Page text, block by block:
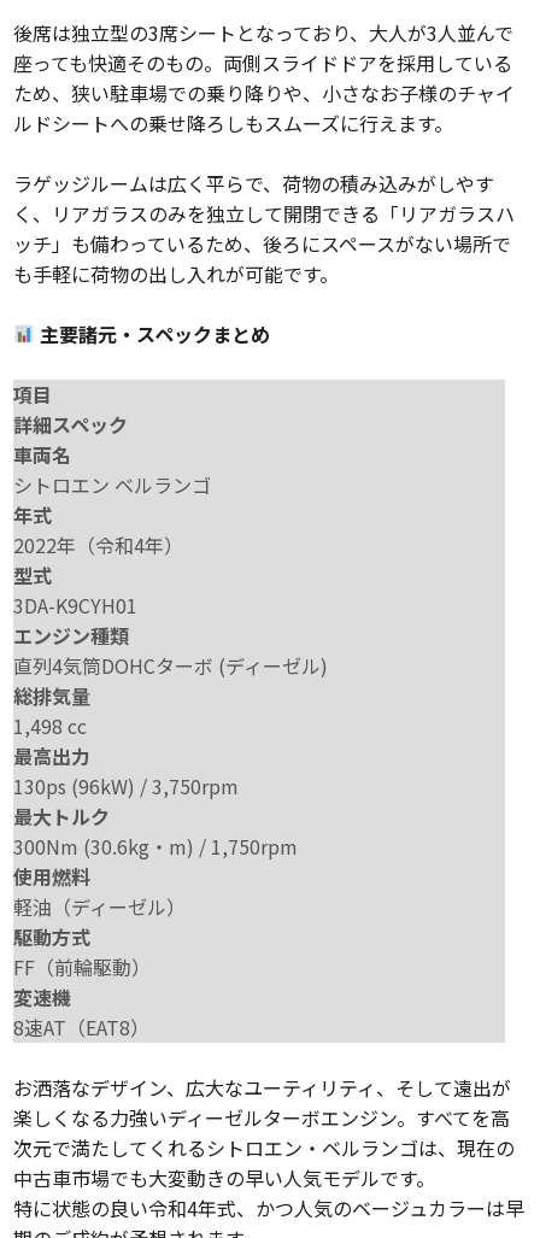
後席は独立型の3席シートとなっており、大人が3人並んで
座っても快適そのもの。両側スライドドアを採用している
ため、狭い駐車場での乗り降りや、小さなお子様のチャイ
ルドシートへの乗せ降ろしもスムーズに行えます。
ラゲッジルームは広く平らで、荷物の積み込みがしやす
く、リアガラスのみを独立して開閉できる「リアガラスハ
ッチ」も備わっているため、後ろにスペースがない場所で
も手軽に荷物の出し入れが可能です。
主要諸元・スペックまとめ
項目
詳細スペック
車両名
シトロエン ベルランゴ
年式
2022年（令和4年）
型式
3DA-K9CYH01
エンジン種類
直列4気筒DOHCターボ (ディーゼル)
総排気量
1,498 cc
最高出力
130ps (96kW) / 3,750rpm
最大トルク
300Nm (30.6kg・m) / 1,750rpm
使用燃料
軽油（ディーゼル）
駆動方式
FF（前輪駆動）
変速機
8速AT（EAT8）
お洒落なデザイン、広大なユーティリティ、そして遠出が
楽しくなる力強いディーゼルターボエンジン。すべてを高
次元で満たしてくれるシトロエン・ベルランゴは、現在の
中古車市場でも大変動きの早い人気モデルです。
特に状態の良い令和4年式、かつ人気のベージュカラーは早